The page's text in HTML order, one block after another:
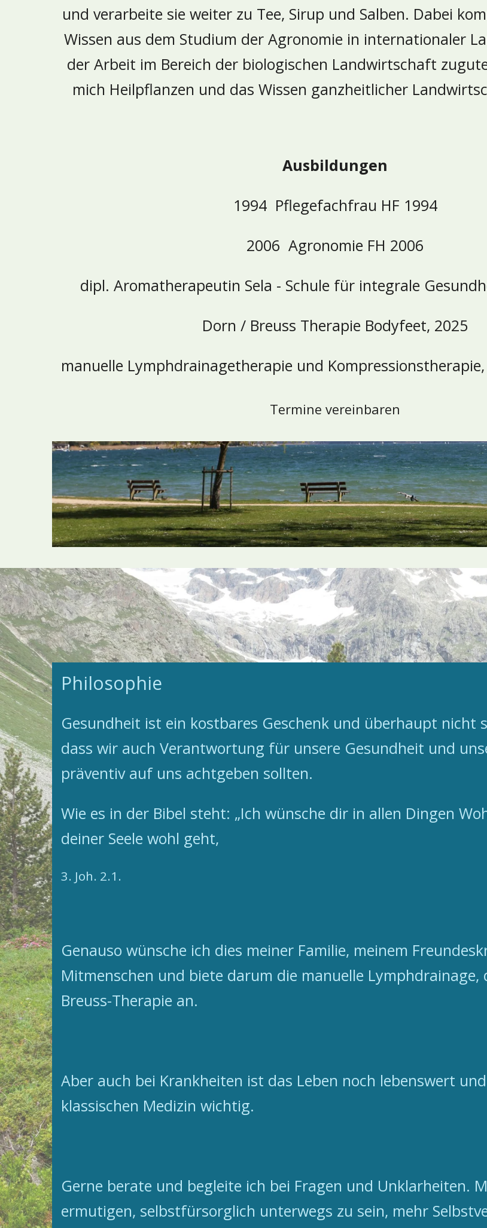
und verarbeite sie weiter zu Tee, Sirup und Salben. Dabei
Wissen aus dem Studium der Agronomie in internationaler
der Arbeit im Bereich der biologischen Landwirtschaft
mich Heilpflanzen und das Wissen ganzheitlicher
Ausbildungen
1994 Pflegefachfrau HF 1994
2006 Agronomie FH 2006
dipl. Aromatherapeutin Sela - Schule für integrale
Dorn / Breuss Therapie Bodyfeet, 2025
manuelle Lymphdrainagetherapie und
Termine vereinbaren
Philosophie
Gesundheit ist ein kostbares Geschenk und überhaupt nicht
dass wir auch Verantwortung für unsere Gesundheit und
präventiv auf uns achtgeben sollten.
Wie es in der Bibel steht: „Ich wünsche dir in allen Dingen
deiner Seele wohl geht,
3. Joh. 2.1.
Genauso wünsche ich dies meiner Familie, meinem
Mitmenschen und biete darum die manuelle
Breuss-Therapie an.
Aber auch bei Krankheiten ist das Leben noch lebenswert
klassischen Medizin wichtig.
Gerne berate und begleite ich bei Fragen und Unklarheiten.
ermutigen, selbstfürsorglich unterwegs zu sein, mehr